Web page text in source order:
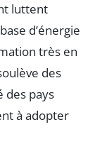
luttent
d’énergie
très en
des
des pays
à adopter